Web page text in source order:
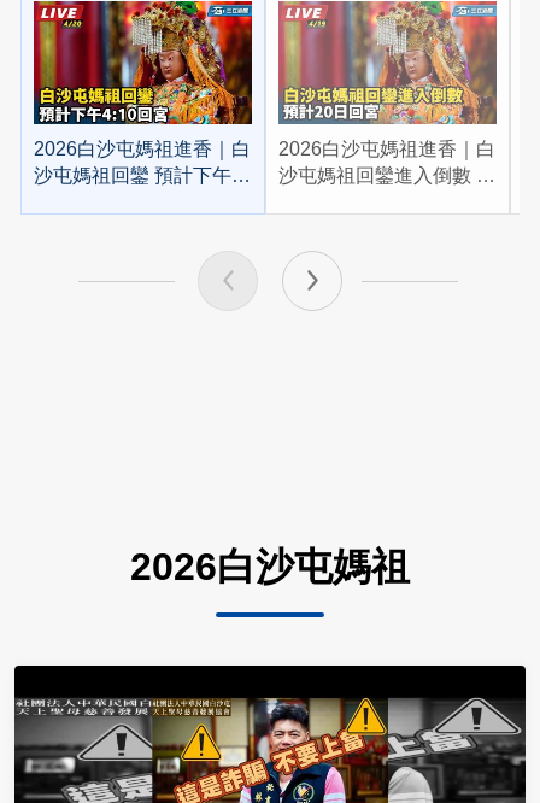
2026白沙屯媽祖進香｜白
沙屯媽祖回鑾 預計下午
2026白沙屯媽祖進香｜白
沙屯媽祖回鑾進入倒數 預
2026白沙屯媽祖